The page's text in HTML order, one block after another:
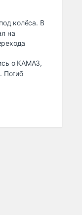
колёса. В
на
о КАМАЗ,
Погиб